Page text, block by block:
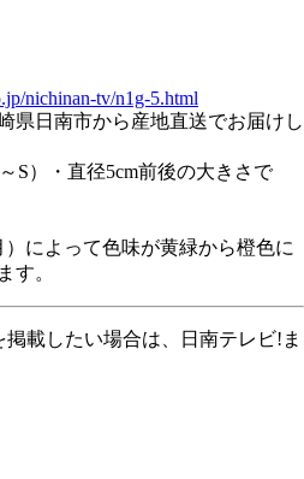
nichinan-tv/n1g-5.html
県日南市から産地直送でお届けし
S）・直径5cm前後の大きさで
によって色味が黄緑から橙色に
す。
載したい場合は、日南テレビ!ま